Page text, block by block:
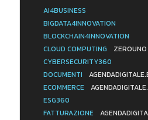
AI4BUSINESS
BIGDATA4INNOVATION
BLOCKCHAIN4INNOVATION
CLOUD COMPUTING
ZEROUNO
CYBERSECURITY360
DOCUMENTI
ECOMMERCE
ESG360
FATTURAZIONE